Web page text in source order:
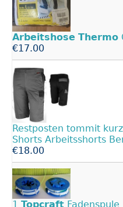
Arbeitshose Thermo
€17.00
Restposten tommit
Shorts Arbeitsshorts
€18.00
1 Topcraft